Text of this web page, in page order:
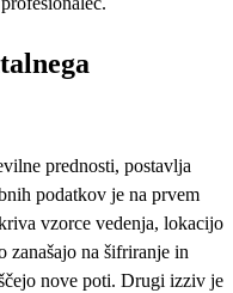
prednosti, postavlja
podatkov je na prvem
vzorce vedenja, lokacijo
zanašajo na šifriranje in
nove poti. Drugi izziv je